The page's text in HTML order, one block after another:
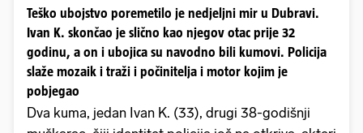
Teško ubojstvo poremetilo je nedjeljni mir u Dubravi.
Ivan K. skončao je slično kao njegov otac prije 32
godinu, a on i ubojica su navodno bili kumovi. Policija
slaže mozaik i traži i počinitelja i motor kojim je
pobjegao
Dva kuma, jedan Ivan K. (33), drugi 38-godišnji